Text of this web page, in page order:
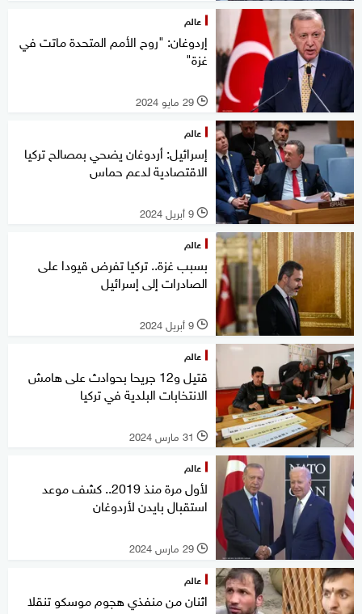
عالم
إردوغان: "روح الأمم المتحدة ماتت في
غزة"
l 29 مايو 2024
عالم
إسرائيل: أردوغان يضحي بمصالح تركيا
الاقتصادية لدعم حماس
l 9 أبريل 2024
عالم
بسبب غزة.. تركيا تفرض قيودا على
الصادرات إلى إسرائيل
l 9 أبريل 2024
عالم
قتيل و12 جريحا بحوادث على هامش
الانتخابات البلدية في تركيا
l 31 مارس 2024
عالم
لأول مرة منذ 2019.. كشف موعد
استقبال بايدن لأردوغان
l 29 مارس 2024
عالم
اثنان من منفذي هجوم موسكو تنقلا